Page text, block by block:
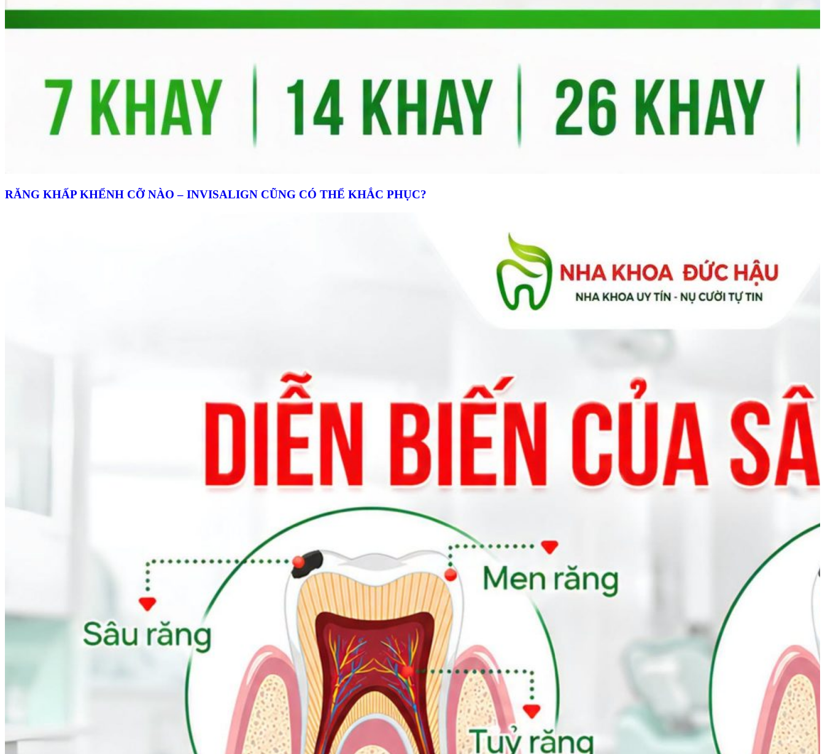
RĂNG KHẤP KHỂNH CỠ NÀO – INVISALIGN CŨNG CÓ THỂ KHẮC PHỤC?